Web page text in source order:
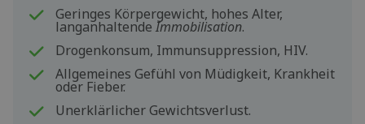
Geringes Körpergewicht, hohes Alter,
langanhaltendeImmobilisation.
Drogenkonsum, Immunsuppression, HIV.
Allgemeines Gefühl von Müdigkeit, Krankheit
oder Fieber.
Unerklärlicher Gewichtsverlust.